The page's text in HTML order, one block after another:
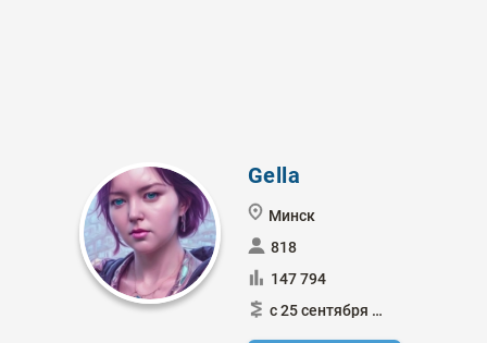
Gella
Минск
818
147 794
с 25 сентября 2012